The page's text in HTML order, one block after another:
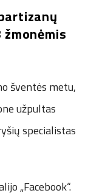
šventės metu,
užpultas
specialistas
„Facebook“.